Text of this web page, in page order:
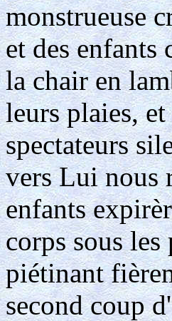
monstrueuse
et des enfants
la chair en
leurs plaies,
spectateurs
vers Lui nous
enfants
corps sous les
piétinant
second coup